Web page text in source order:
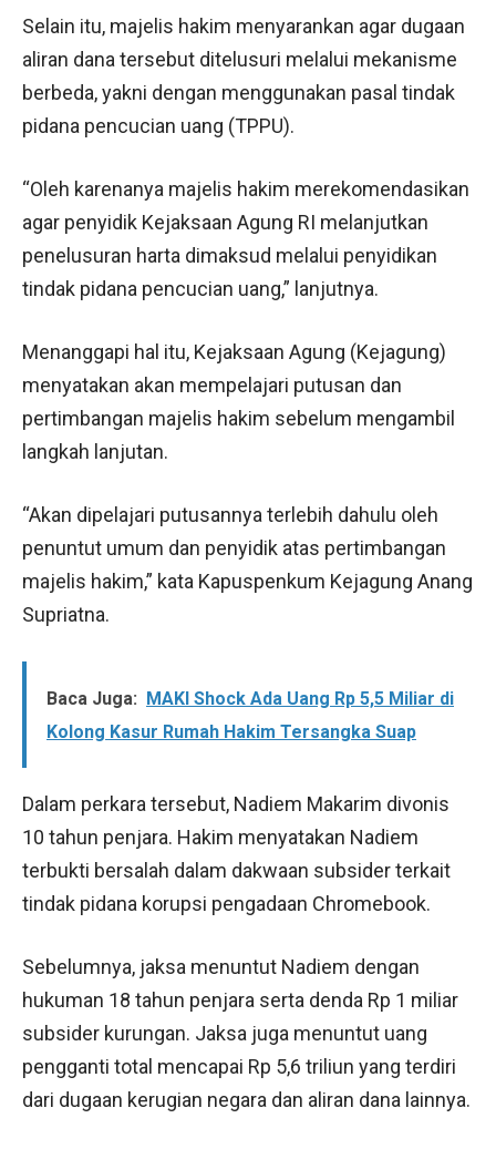
Selain itu, majelis hakim menyarankan agar dugaan
aliran dana tersebut ditelusuri melalui mekanisme
berbeda, yakni dengan menggunakan pasal tindak
pidana pencucian uang (TPPU).
“Oleh karenanya majelis hakim merekomendasikan
agar penyidik Kejaksaan Agung RI melanjutkan
penelusuran harta dimaksud melalui penyidikan
tindak pidana pencucian uang,” lanjutnya.
Menanggapi hal itu, Kejaksaan Agung (Kejagung)
menyatakan akan mempelajari putusan dan
pertimbangan majelis hakim sebelum mengambil
langkah lanjutan.
“Akan dipelajari putusannya terlebih dahulu oleh
penuntut umum dan penyidik atas pertimbangan
majelis hakim,” kata Kapuspenkum Kejagung Anang
Supriatna.
Baca Juga: MAKI Shock Ada Uang Rp 5,5 Miliar di
Kolong Kasur Rumah Hakim Tersangka Suap
Dalam perkara tersebut, Nadiem Makarim divonis
10 tahun penjara. Hakim menyatakan Nadiem
terbukti bersalah dalam dakwaan subsider terkait
tindak pidana korupsi pengadaan Chromebook.
Sebelumnya, jaksa menuntut Nadiem dengan
hukuman 18 tahun penjara serta denda Rp 1 miliar
subsider kurungan. Jaksa juga menuntut uang
pengganti total mencapai Rp 5,6 triliun yang terdiri
dari dugaan kerugian negara dan aliran dana lainnya.